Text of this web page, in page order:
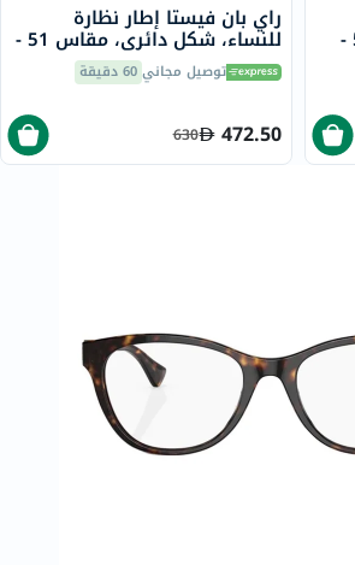
راي بان فيستا إطار نظارة
للنساء، شكل دائري، مقاس 51 -
5364 RX7046 توصيل مجاني 60 دقيقة
472.50
630
مستطيلة الشكل، مقاس 54 -